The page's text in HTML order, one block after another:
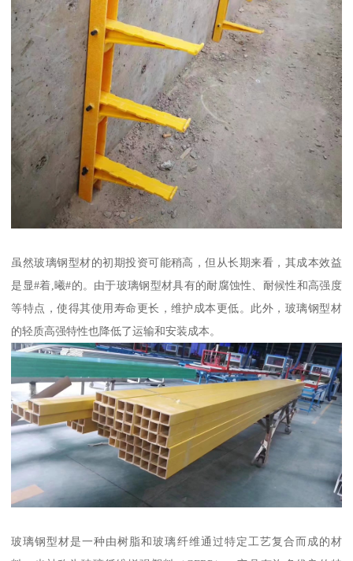
虽然玻璃钢型材的初期投资可能稍高，但从长期来看，其成本效益
是显#着,曦#的。由于玻璃钢型材具有的耐腐蚀性、耐候性和高强度
等特点，使得其使用寿命更长，维护成本更低。此外，玻璃钢型材
的轻质高强特性也降低了运输和安装成本。
玻璃钢型材是一种由树脂和玻璃纤维通过特定工艺复合而成的材